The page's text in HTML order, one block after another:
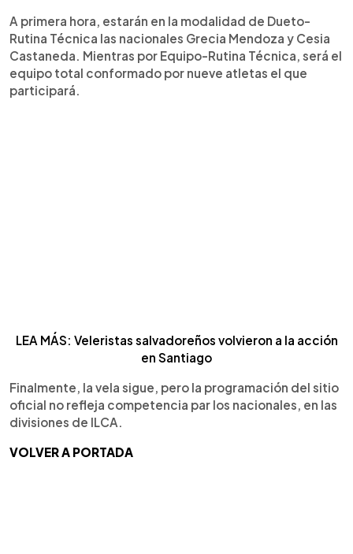
A primera hora, estarán en la modalidad de Dueto-
Rutina Técnica las nacionales Grecia Mendoza y Cesia
Castaneda. Mientras por Equipo-Rutina Técnica, será el
equipo total conformado por nueve atletas el que
participará.
LEA MÁS: Veleristas salvadoreños volvieron a la acción
en Santiago
Finalmente, la vela sigue, pero la programación del sitio
oficial no refleja competencia par los nacionales, en las
divisiones de ILCA.
VOLVER A PORTADA